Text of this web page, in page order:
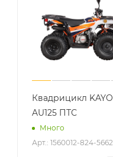
Квадрицикл KAYO
AU125 ПТС
Много
Арт.: 1560012-824-5662